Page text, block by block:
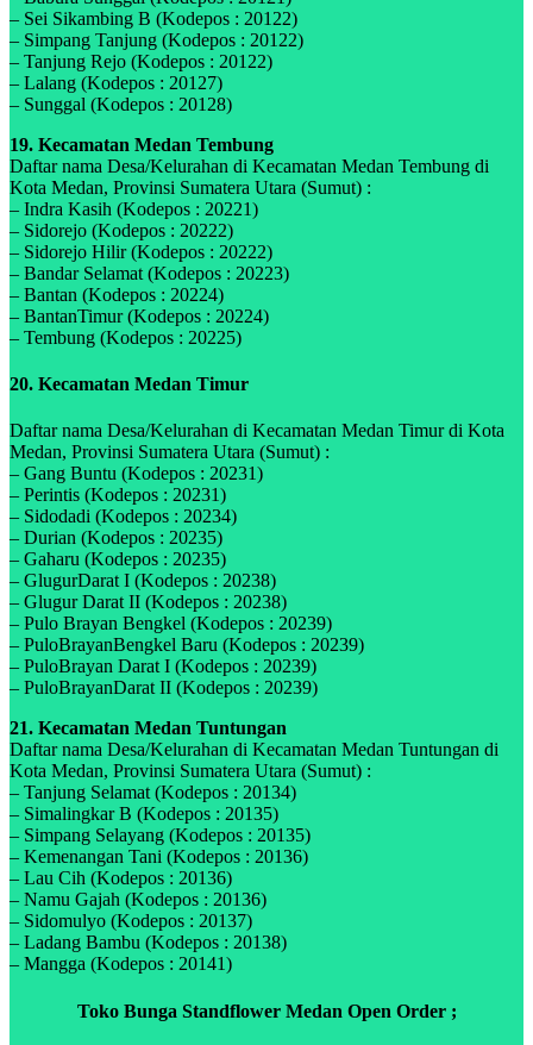
– Sei Sikambing B (Kodepos : 20122)
– Simpang Tanjung (Kodepos : 20122)
– Tanjung Rejo (Kodepos : 20122)
– Lalang (Kodepos : 20127)
– Sunggal (Kodepos : 20128)
19. Kecamatan Medan Tembung
Daftar nama Desa/Kelurahan di Kecamatan Medan Tembung di
Kota Medan, Provinsi Sumatera Utara (Sumut) :
– Indra Kasih (Kodepos : 20221)
– Sidorejo (Kodepos : 20222)
– Sidorejo Hilir (Kodepos : 20222)
– Bandar Selamat (Kodepos : 20223)
– Bantan (Kodepos : 20224)
– BantanTimur (Kodepos : 20224)
– Tembung (Kodepos : 20225)
20. Kecamatan Medan Timur
Daftar nama Desa/Kelurahan di Kecamatan Medan Timur di Kota
Medan, Provinsi Sumatera Utara (Sumut) :
– Gang Buntu (Kodepos : 20231)
– Perintis (Kodepos : 20231)
– Sidodadi (Kodepos : 20234)
– Durian (Kodepos : 20235)
– Gaharu (Kodepos : 20235)
– GlugurDarat I (Kodepos : 20238)
– Glugur Darat II (Kodepos : 20238)
– Pulo Brayan Bengkel (Kodepos : 20239)
– PuloBrayanBengkel Baru (Kodepos : 20239)
– PuloBrayan Darat I (Kodepos : 20239)
– PuloBrayanDarat II (Kodepos : 20239)
21. Kecamatan Medan Tuntungan
Daftar nama Desa/Kelurahan di Kecamatan Medan Tuntungan di
Kota Medan, Provinsi Sumatera Utara (Sumut) :
– Tanjung Selamat (Kodepos : 20134)
– Simalingkar B (Kodepos : 20135)
– Simpang Selayang (Kodepos : 20135)
– Kemenangan Tani (Kodepos : 20136)
– Lau Cih (Kodepos : 20136)
– Namu Gajah (Kodepos : 20136)
– Sidomulyo (Kodepos : 20137)
– Ladang Bambu (Kodepos : 20138)
– Mangga (Kodepos : 20141)
Toko Bunga Standflower Medan Open Order ;